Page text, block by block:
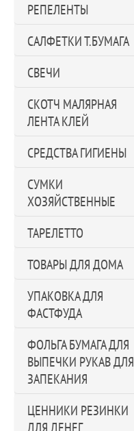
РЕПЕЛЕНТЫ
САЛФЕТКИ Т.БУМАГА
СВЕЧИ
СКОТЧ МАЛЯРНАЯ
ЛЕНТА КЛЕЙ
СРЕДСТВА ГИГИЕНЫ
СУМКИ
ХОЗЯЙСТВЕННЫЕ
ТАРЕЛЕТТО
ТОВАРЫ ДЛЯ ДОМА
УПАКОВКА ДЛЯ
ФАСТФУДА
ФОЛЬГА БУМАГА ДЛЯ
ВЫПЕЧКИ РУКАВ ДЛЯ
ЗАПЕКАНИЯ
ЦЕННИКИ РЕЗИНКИ